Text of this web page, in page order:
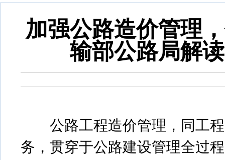
加强公路造价管理
输部公路局解
公路工程造价管理，同工程
务，贯穿于公路建设管理全过